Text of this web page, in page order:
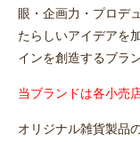
眼・企画力・プロデ
たらしいアイデアを
インを創造するブラ
当ブランドは各小売
オリジナル雑貨製品